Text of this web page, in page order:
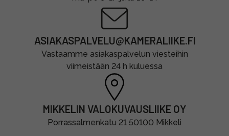
ASIAKASPALVELU@KAMERALIIKE.FI
Vastaamme asiakaspalvelun viesteihin
viimeistään 24 h kuluessa
MIKKELIN VALOKUVAUSLIIKE OY
Porrassalmenkatu 21 50100 Mikkeli